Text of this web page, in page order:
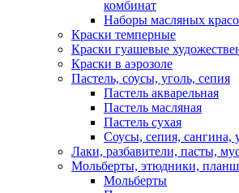
комбинат
Наборы масляных
Краски темперные
Краски гуашевые
Краски в аэрозоле
Пастель, соусы, уголь, сепия
Пастель акварельная
Пастель масляная
Пастель сухая
Соусы, сепия, сангина,
Лаки, разбавители, пасты,
Мольберты, этюдники,
Мольберты